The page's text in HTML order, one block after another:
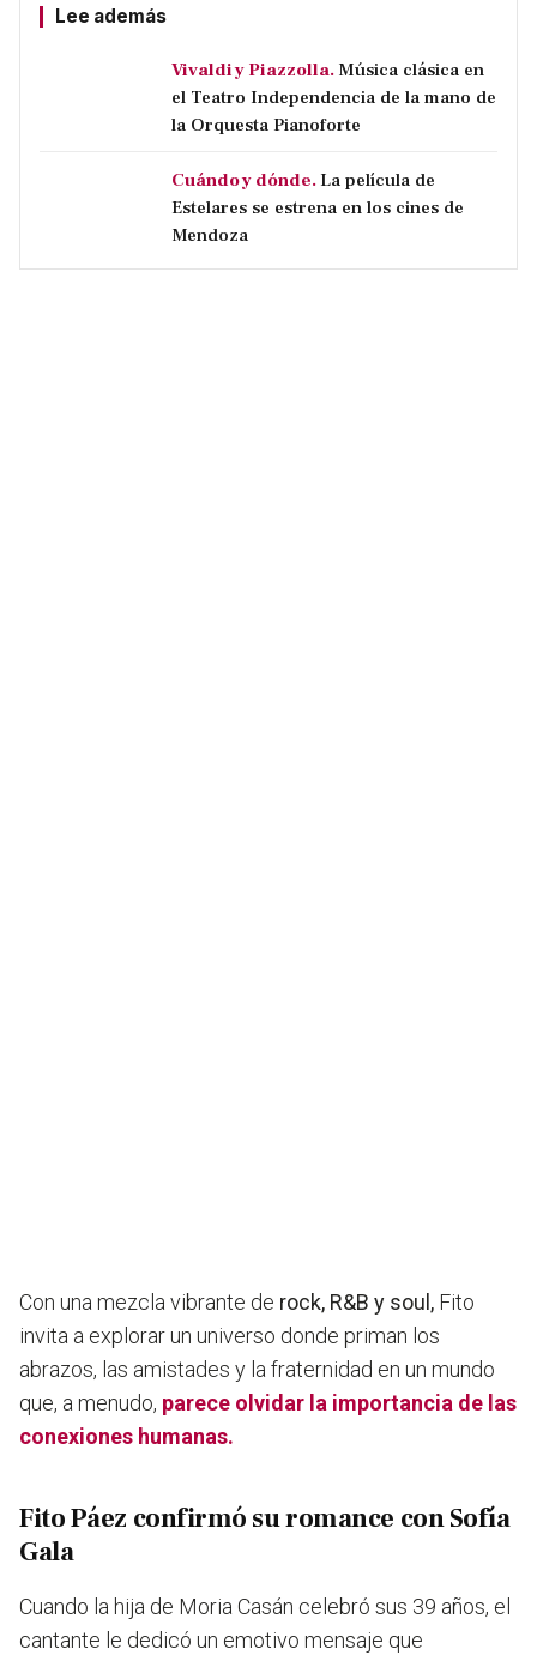
Lee además
Vivaldi y Piazzolla. Música clásica en
el Teatro Independencia de la mano de
la Orquesta Pianoforte
Cuándo y dónde. La película de
Estelares se estrena en los cines de
Mendoza
Con una mezcla vibrante de rock, R&B y soul, Fito
invita a explorar un universo donde priman los
abrazos, las amistades y la fraternidad en un mundo
que, a menudo, parece olvidar la importancia de las
conexiones humanas.
Fito Páez confirmó su romance con Sofía
Gala
Cuando la hija de Moria Casán celebró sus 39 años, el
cantante le dedicó un emotivo mensaje que